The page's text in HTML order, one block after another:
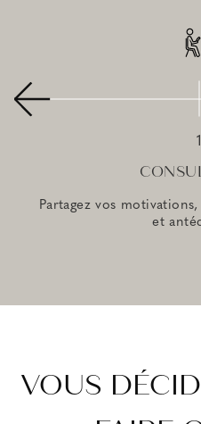
1
Partagez vos
et
VOUS